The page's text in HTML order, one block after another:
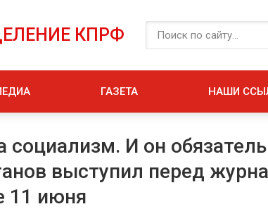
КПРФ
ГАЗЕТА НАШИ
социализм. И он
выступил перед
11 июня